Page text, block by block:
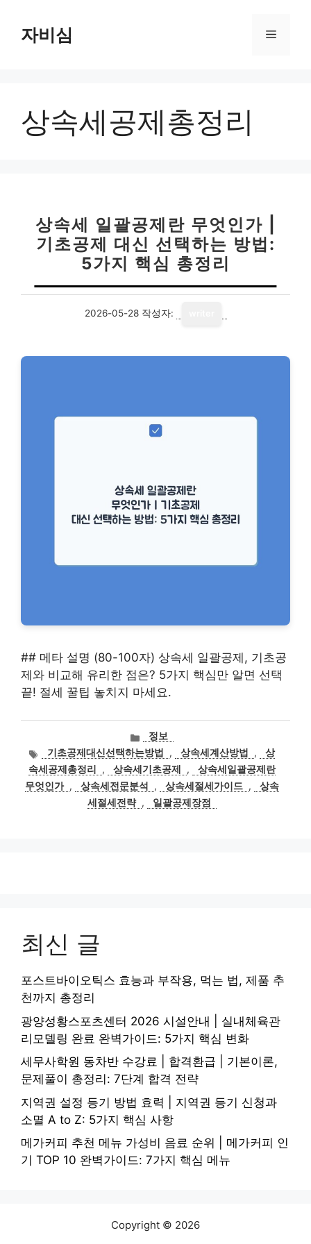
자비심 메
상속세공제총정리
상속세 일괄공제란 무엇인가 |
기초공제 대신 선택하는 방법:
5가지 핵심 총정리
2026-05-28 작성자:
## 메타 설명 (80-100자) 상속세 일괄공제, 기초공
제와 비교해 유리한 점은? 5가지 핵심만 알면 선택
끝! 절세 꿀팁 놓치지 마세요.
카
테
고
리
정보
태
그
기초공제대신선택하는방법 , 상속세계산방법 ,
상
속세공제총정리
, 상속세기초공제 ,
상속세일괄공제란
무엇인가 , 상속세전문분석 , 상속세절세가이드 ,
상속
세절세전략 , 일괄공제장점
최신 글
포스트바이오틱스 효능과 부작용, 먹는 법, 제품 추
천까지 총정리
광양성황스포츠센터 2026 시설안내 | 실내체육관
리모델링 완료 완벽가이드: 5가지 핵심 변화
세무사학원 동차반 수강료 | 합격환급 | 기본이론,
문제풀이 총정리: 7단계 합격 전략
지역권 설정 등기 방법 효력 | 지역권 등기 신청과
소멸 A to Z: 5가지 핵심 사항
메가커피 추천 메뉴 가성비 음료 순위 | 메가커피 인
기 TOP 10 완벽가이드: 7가지 핵심 메뉴
Copyright © 2026